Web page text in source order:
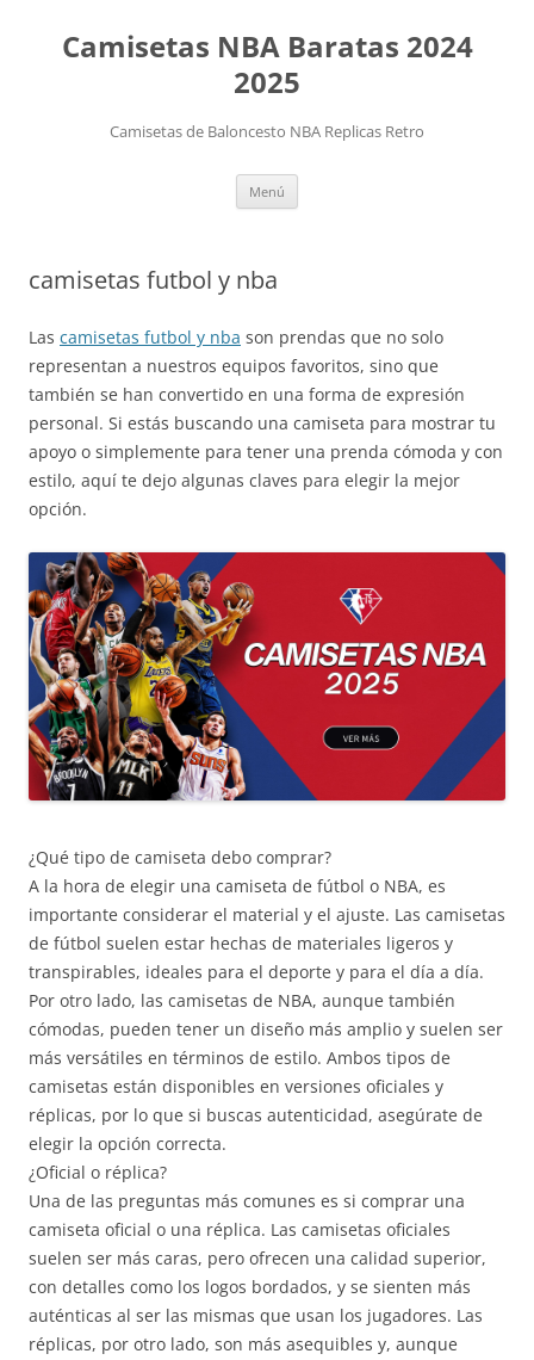
Camisetas NBA Baratas 2024
2025
Camisetas de Baloncesto NBA Replicas Retro
Menú
camisetas futbol y nba
Las camisetas futbol y nba son prendas que no solo
representan a nuestros equipos favoritos, sino que
también se han convertido en una forma de expresión
personal. Si estás buscando una camiseta para mostrar tu
apoyo o simplemente para tener una prenda cómoda y con
estilo, aquí te dejo algunas claves para elegir la mejor
opción.
¿Qué tipo de camiseta debo comprar?
A la hora de elegir una camiseta de fútbol o NBA, es
importante considerar el material y el ajuste. Las camisetas
de fútbol suelen estar hechas de materiales ligeros y
transpirables, ideales para el deporte y para el día a día.
Por otro lado, las camisetas de NBA, aunque también
cómodas, pueden tener un diseño más amplio y suelen ser
más versátiles en términos de estilo. Ambos tipos de
camisetas están disponibles en versiones oficiales y
réplicas, por lo que si buscas autenticidad, asegúrate de
elegir la opción correcta.
¿Oficial o réplica?
Una de las preguntas más comunes es si comprar una
camiseta oficial o una réplica. Las camisetas oficiales
suelen ser más caras, pero ofrecen una calidad superior,
con detalles como los logos bordados, y se sienten más
auténticas al ser las mismas que usan los jugadores. Las
réplicas, por otro lado, son más asequibles y, aunque